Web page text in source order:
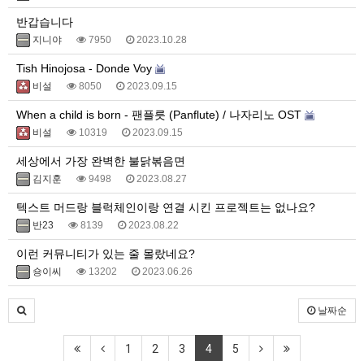
반갑습니다
지니야 7950 2023.10.28
Tish Hinojosa - Donde Voy
비설 8050 2023.09.15
When a child is born - 팬플릇 (Panflute) / 나자리노 OST
비설 10319 2023.09.15
세상에서 가장 완벽한 불닭볶음면
김지훈 9498 2023.08.27
텍스트 머드랑 블럭체인이랑 연결 시킨 프로젝트는 없나요?
반23 8139 2023.08.22
이런 커뮤니티가 있는 줄 몰랐네요?
숑이씨 13202 2023.06.26
날짜순
1 2 3 4 5